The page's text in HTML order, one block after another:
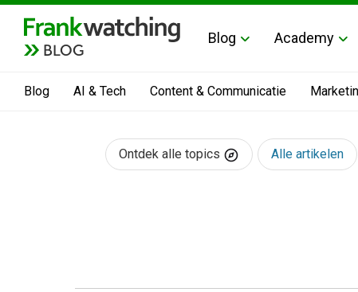
BLOG
Blog Academy
Blog AI & Tech Content & Communicatie
Ontdek alle topics Alle artikelen